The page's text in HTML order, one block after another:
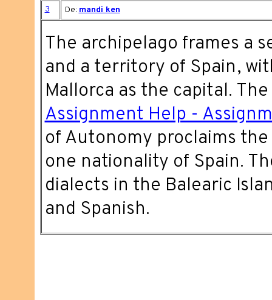
3 De: mandi ken
The archipelago frames a
and a territory of Spain,
Mallorca as the capital.
Assignment Help -
of Autonomy proclaims the
one nationality of Spain.
dialects in the Balearic
and Spanish.